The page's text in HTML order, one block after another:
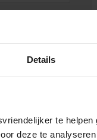
Details
te
deze te